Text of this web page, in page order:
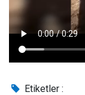
Etiketler :